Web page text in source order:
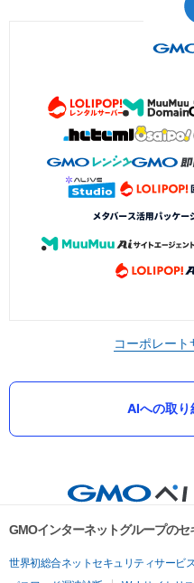
コーポレート
AIへの取り
GMOインターネットグループの
世界初総合ネットセキュリティサービ